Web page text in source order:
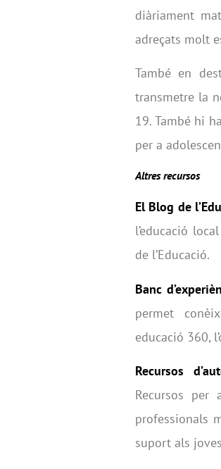
diàriament
adreçats molt
També en
transmetre la
19. També hi
per a
Altres recursos
El Blog de
l’educació
de l’Educació.
Banc
permet
educació 360,
Recursos
Recursos
professionals
suport als